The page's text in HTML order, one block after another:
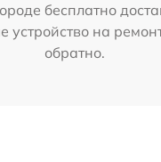
бесплатно
устройство на
обратно.